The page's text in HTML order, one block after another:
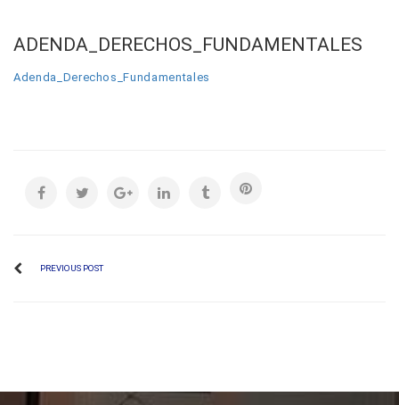
ADENDA_DERECHOS_FUNDAMENTALES
Adenda_Derechos_Fundamentales
PREVIOUS POST